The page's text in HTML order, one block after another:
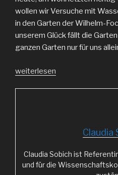
wollen wir Versuche mit
in den Garten der Wilhelm-
unserem Glück fällt die
ganzen Garten nur für uns
„Was
weiterlesen
Claudia
Claudia Sobich ist
und für die